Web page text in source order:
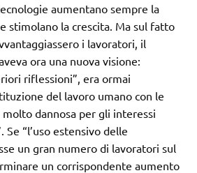
aumentano sempre la
stimolano la crescita. Ma sul fatto
i lavoratori, il
ora una nuova visione:
riflessioni”, era ormai
del lavoro umano con le
molto dannosa per gli interessi
Se “l’uso estensivo delle
un gran numero di lavoratori sul
un corrispondente aumento